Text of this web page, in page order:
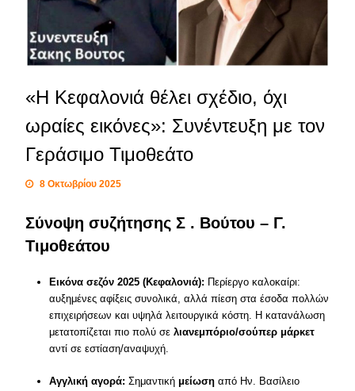
«Η Κεφαλονιά θέλει σχέδιο, όχι
ωραίες εικόνες»: Συνέντευξη με τον
Γεράσιμο Τιμοθεάτο
8 Οκτωβρίου 2025
Σύνοψη συζήτησης Σ . Βούτου – Γ.
Τιμοθεάτου
Εικόνα σεζόν 2025 (Κεφαλονιά): Περίεργο καλοκαίρι:
αυξημένες αφίξεις συνολικά, αλλά πίεση στα έσοδα πολλών
επιχειρήσεων και υψηλά λειτουργικά κόστη. Η κατανάλωση
μετατοπίζεται πιο πολύ σελιανεμπόριο/σούπερ μάρκετ
αντί σε εστίαση/αναψυχή.
Αγγλική αγορά: Σημαντική μείωση από Ην. Βασίλειο